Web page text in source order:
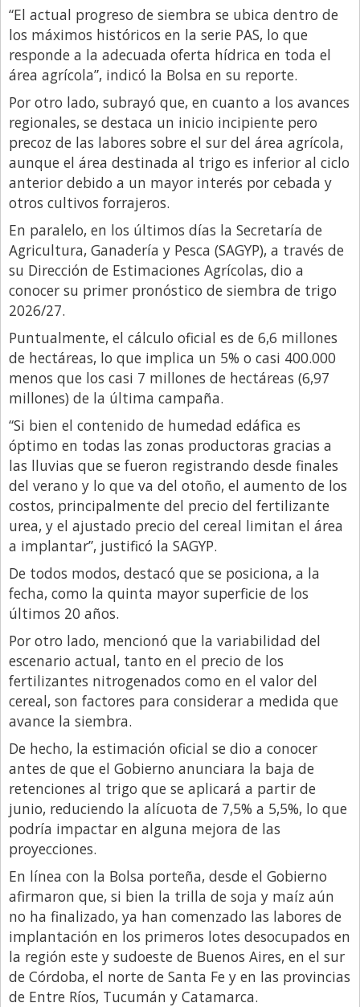
Minuto Lanzamiento
Negocios
Opinion
Política
Publicidad y Marketing
Real Estate y Propiedades
Responsabilidad Social
Salidas
Santa Fe
Show Business
Sociedad
Tecnología
Tendencias
Viajes
“El actual progreso de siembra se ubica dentro de
los máximos históricos en la serie PAS, lo que
responde a la adecuada oferta hídrica en toda el
área agrícola”, indicó la Bolsa en su reporte.
Por otro lado, subrayó que, en cuanto a los avances
regionales, se destaca un inicio incipiente pero
precoz de las labores sobre el sur del área agrícola,
aunque el área destinada al trigo es inferior al ciclo
anterior debido a un mayor interés por cebada y
otros cultivos forrajeros.
En paralelo, en los últimos días la Secretaría de
Agricultura, Ganadería y Pesca (SAGYP), a través de
su Dirección de Estimaciones Agrícolas, dio a
conocer su primer pronóstico de siembra de trigo
2026/27.
Puntualmente, el cálculo oficial es de 6,6 millones
de hectáreas, lo que implica un 5% o casi 400.000
menos que los casi 7 millones de hectáreas (6,97
millones) de la última campaña.
“Si bien el contenido de humedad edáfica es
óptimo en todas las zonas productoras gracias a
las lluvias que se fueron registrando desde finales
del verano y lo que va del otoño, el aumento de los
costos, principalmente del precio del fertilizante
urea, y el ajustado precio del cereal limitan el área
a implantar”, justificó la SAGYP.
De todos modos, destacó que se posiciona, a la
fecha, como la quinta mayor superficie de los
últimos 20 años.
Por otro lado, mencionó que la variabilidad del
escenario actual, tanto en el precio de los
fertilizantes nitrogenados como en el valor del
cereal, son factores para considerar a medida que
avance la siembra.
De hecho, la estimación oficial se dio a conocer
antes de que el Gobierno anunciara la baja de
retenciones al trigo que se aplicará a partir de
junio, reduciendo la alícuota de 7,5% a 5,5%, lo que
podría impactar en alguna mejora de las
proyecciones.
En línea con la Bolsa porteña, desde el Gobierno
afirmaron que, si bien la trilla de soja y maíz aún
no ha finalizado, ya han comenzado las labores de
implantación en los primeros lotes desocupados en
la región este y sudoeste de Buenos Aires, en el sur
de Córdoba, el norte de Santa Fe y en las provincias
de Entre Ríos, Tucumán y Catamarca.